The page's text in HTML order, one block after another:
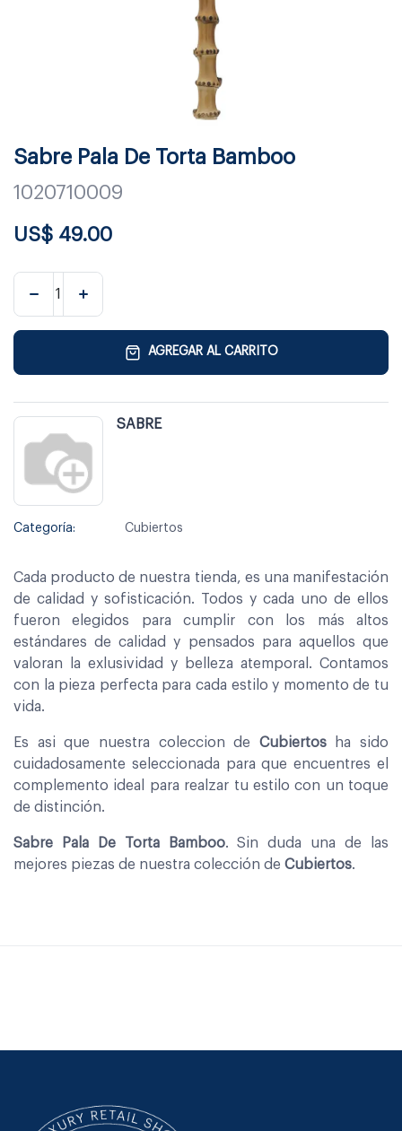
Sabre Pala De Torta Bamboo
1020710009
US$ 49.00
AGREGAR AL CARRITO
SABRE
Categoría: Cubiertos
Cada producto de nuestra tienda, es una manifestación
de calidad y sofisticación. Todos y cada uno de ellos
fueron elegidos para cumplir con los más altos
estándares de calidad y pensados para aquellos que
valoran la exlusividad y belleza atemporal. Contamos
con la pieza perfecta para cada estilo y momento de tu
vida.
Es asi que nuestra coleccion de Cubiertosha sido
cuidadosamente seleccionada para que encuentres el
complemento ideal para realzar tu estilo con un toque
de distinción.
Sabre Pala De Torta Bamboo. Sin duda una de las
mejores piezas de nuestra colección de Cubiertos.